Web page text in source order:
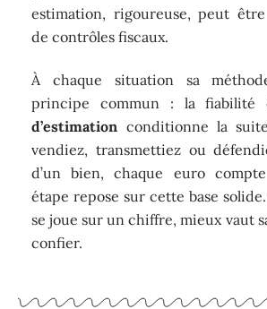
estimation, rigoureuse, peut
de contrôles fiscaux.
À chaque situation sa
principe commun : la fiabilité
d’estimation conditionne la
vendiez, transmettiez ou
d’un bien, chaque euro
étape repose sur cette base
se joue sur un chiffre, mieux vaut
confier.